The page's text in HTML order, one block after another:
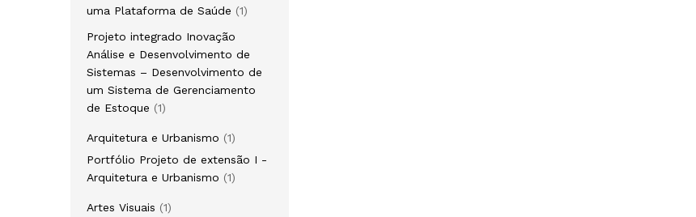
uma Plataforma de Saúde
11
Projeto integrado Inovação
Análise e Desenvolvimento de
Sistemas – Desenvolvimento de
um Sistema de Gerenciamento
de Estoque
11
Arquitetura e Urbanismo
11
produto
Portfólio Projeto de extensão I -
Arquitetura e Urbanismo
11
Artes Visuais
11